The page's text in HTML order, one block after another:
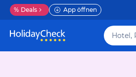
% Deals App öffnen